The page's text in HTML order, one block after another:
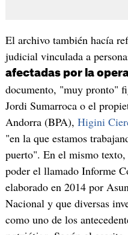
El archivo también hacía
judicial vinculada a
afectadas por la
documento, "muy pronto"
Jordi Sumarroca o el
Andorra (BPA), Higini
"en la que estamos
puerto". En el mismo
poder el llamado Informe
elaborado en 2014 por
Nacional y que diversas
como uno de los